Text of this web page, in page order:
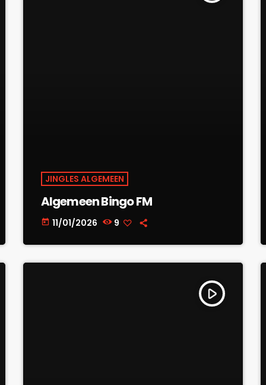
JINGLES ALGEMEEN
Algemeen Bingo FM
today 11/01/2026 9
play_arrow